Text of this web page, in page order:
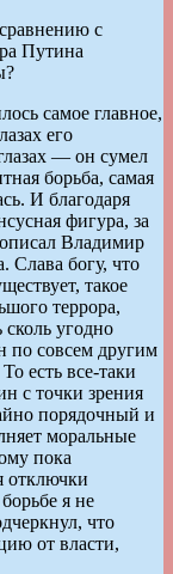
с
Путина
самое главное,
его
— он сумел
борьба, самая
И благодаря
фигура, за
Владимир
Слава богу, что
такое
террора,
угодно
по совсем другим
есть все-таки
с точки зрения
порядочный и
моральные
пока
отключки
я не
что
от власти,